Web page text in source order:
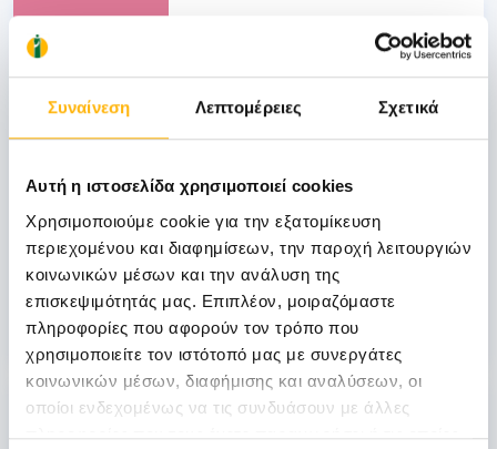
Συναίνεση Λεπτομέρειες Σχετικά
Αυτή η ιστοσελίδα χρησιμοποιεί cookies
Χρησιμοποιούμε cookie για την εξατομίκευση
περιεχομένου και διαφημίσεων, την παροχή λειτουργιών
κοινωνικών μέσων και την ανάλυση της
επισκεψιμότητάς μας. Επιπλέον, μοιραζόμαστε
πληροφορίες που αφορούν τον τρόπο που
χρησιμοποιείτε τον ιστότοπό μας με συνεργάτες
κοινωνικών μέσων, διαφήμισης και αναλύσεων, οι
οποίοι ενδεχομένως να τις συνδυάσουν με άλλες
πληροφορίες που τους έχετε παραχωρήσει ή τις οποίες
18
ΜΑΙΕΥΤΙΚΗ - ΓΥΝΑΙΚΟΛΟΓΙΚΗ
1η Επιστημονική Ημερίδα Μαιευτικής-
Γυναικολογίας & Χειρουργικής ΙΑΣΩ &
ΙΑΣΩ Θεσσαλίας, 18.01.14, ΙΑΣΩ
Θεσσαλίας, Λάρισα
Μάθετε Περισσότερα
18